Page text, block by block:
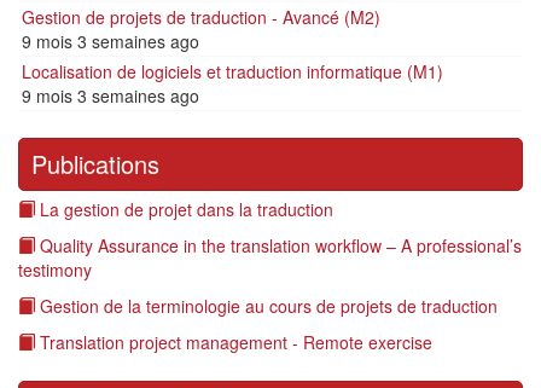
Gestion de projets de traduction - Avancé (M2)
9 mois 3 semaines ago
Localisation de logiciels et traduction informatique (M1)
9 mois 3 semaines ago
Publications
La gestion de projet dans la traduction
Quality Assurance in the translation workflow – A professional’s
testimony
Gestion de la terminologie au cours de projets de traduction
Translation project management - Remote exercise